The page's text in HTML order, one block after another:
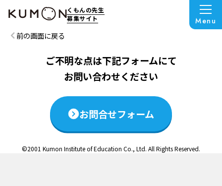
くもんの先生
募集サイト
Menu
この説明会は終了いたしました
前の画面に戻る
ご不明な点は下記フォームにて
お問い合わせください
お問合せフォーム
©2001 Kumon Institute of Education Co., Ltd. All Rights Reserved.